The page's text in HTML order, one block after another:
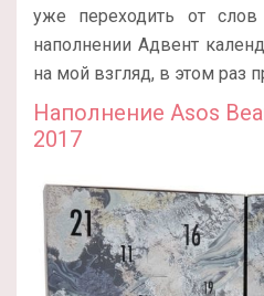
уже переходить от
наполнении Адвент
на мой взгляд, в этом раз
Наполнение Asos
2017